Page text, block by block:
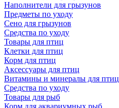
Наполнители для грызунов
Предметы по уходу
Сено для грызунов
Средства по уходу
Товары для птиц
Клетки для птиц
Корм для птиц
Аксессуары для птиц
Витамины и минералы для птиц
Средства по уходу
Товары для рыб
Корм для аквариумных рыб